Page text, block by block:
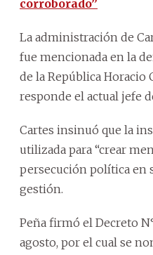
corroborado”
La administración de
fue mencionada en la
de la República Horacio
responde el actual jefe
Cartes insinuó que la
utilizada para “crear
persecución política en
gestión.
Peña firmó el Decreto
agosto, por el cual se